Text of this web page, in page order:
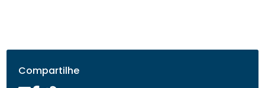
Compartilhe